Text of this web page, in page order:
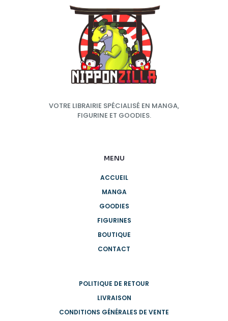
VOTRE LIBRAIRIE SPÉCIALISÉ EN MANGA,
FIGURINE ET GOODIES.
MENU
ACCUEIL
MANGA
GOODIES
FIGURINES
BOUTIQUE
CONTACT
POLITIQUE DE RETOUR
LIVRAISON
CONDITIONS GÉNÉRALES DE VENTE